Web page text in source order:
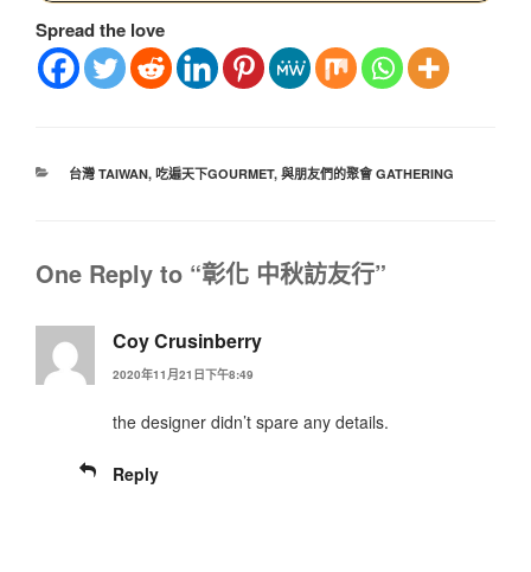
Spread the love
台灣 TAIWAN, 吃遍天下GOURMET, 與朋友們的聚會 GATHERING
One Reply to “彰化 中秋訪友行”
Coy Crusinberry
2020年11月21日下午8:49
the designer didn’t spare any details.
Reply